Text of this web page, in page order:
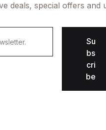
deals, special offers and
Su
bs
cri
be